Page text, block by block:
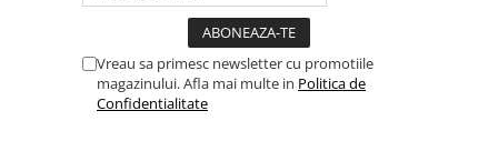
Telemetre
Multimetre de Banc
Vreau sa primesc newsletter cu promotiile
magazinului. Afla mai multe in Politica de
Confidentialitate